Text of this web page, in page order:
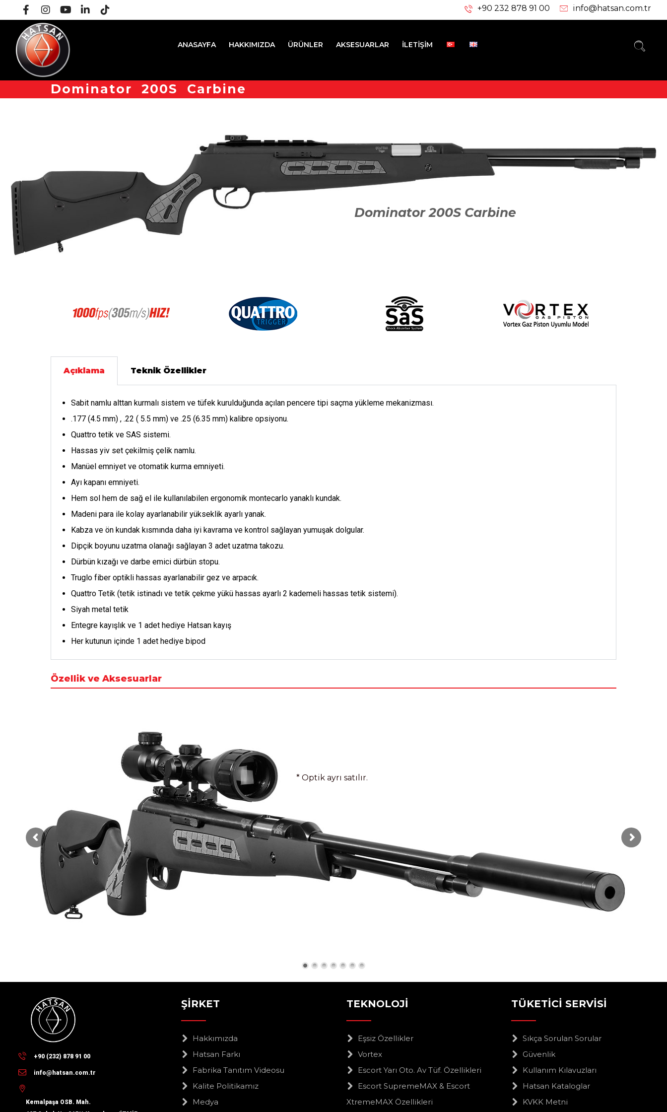
info@hatsan.com.tr
+90 232 878 91 00
ANASAYFA HAKKIMIZDA ÜRÜNLER AKSESUARLAR İLETİŞİM
Dominator 200S Carbine
Dominator 200S Carbine
Açıklama Teknik Özellikler
Sabit namlu alttan kurmalı sistem ve tüfek kurulduğunda açılan pencere tipi saçma yükleme mekanizması.
.177 (4.5 mm) , .22 ( 5.5 mm) ve .25 (6.35 mm) kalibre opsiyonu.
Quattro tetik ve SAS sistemi.
Hassas yiv set çekilmiş çelik namlu.
Manüel emniyet ve otomatik kurma emniyeti.
Ayı kapanı emniyeti.
Hem sol hem de sağ el ile kullanılabilen ergonomik montecarlo yanaklı kundak.
Madeni para ile kolay ayarlanabilir yükseklik ayarlı yanak.
Kabza ve ön kundak kısmında daha iyi kavrama ve kontrol sağlayan yumuşak dolgular.
Dipçik boyunu uzatma olanağı sağlayan 3 adet uzatma takozu.
Dürbün kızağı ve darbe emici dürbün stopu.
Truglo fiber optikli hassas ayarlanabilir gez ve arpacık.
Quattro Tetik (tetik istinadı ve tetik çekme yükü hassas ayarlı 2 kademeli hassas tetik sistemi).
Siyah metal tetik
Entegre kayışlık ve 1 adet hediye Hatsan kayış
Her kutunun içinde 1 adet hediye bipod
Özellik ve Aksesuarlar
* Optik ayrı satılır.
+90 (232) 878 91 00
info@hatsan.com.tr
Kemalpaşa OSB. Mah.
ŞİRKET
Hakkımızda
Hatsan Farkı
Fabrika Tanıtım Videosu
Kalite Politikamız
Medya
TEKNOLOJİ
Eşsiz Özellikler
Vortex
Escort Yarı Oto. Av Tüf. Özellikleri
Escort SupremeMAX & Escort
XtremeMAX Özellikleri
TÜKETİCİ SERVİSİ
Sıkça Sorulan Sorular
Güvenlik
Kullanım Kılavuzları
Hatsan Kataloglar
KVKK Metni